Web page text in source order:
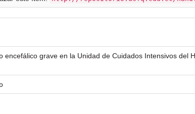
encefálico grave en la Unidad de Cuidados Intensivos